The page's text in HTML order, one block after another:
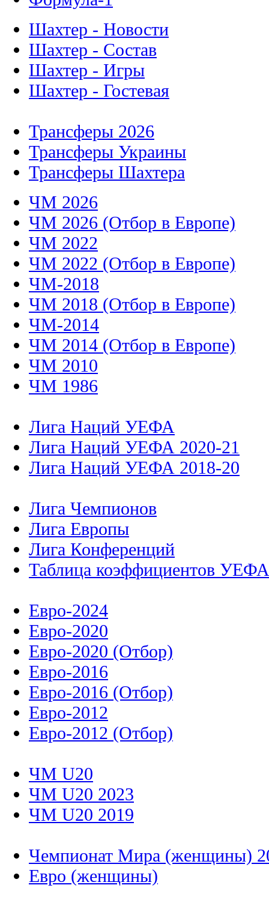
Шахтер - Новости
Шахтер - Состав
Шахтер - Игры
Шахтер - Гостевая
Трансферы 2026
Трансферы Украины
Трансферы Шахтера
ЧМ 2026
ЧМ 2026 (Отбор в Европе)
ЧМ 2022
ЧМ 2022 (Отбор в Европе)
ЧМ-2018
ЧМ 2018 (Отбор в Европе)
ЧМ-2014
ЧМ 2014 (Отбор в Европе)
ЧМ 2010
ЧМ 1986
Лига Наций УЕФА
Лига Наций УЕФА 2020-21
Лига Наций УЕФА 2018-20
Лига Чемпионов
Лига Европы
Лига Конференций
Таблица коэффициентов УЕФА
Евро-2024
Евро-2020
Евро-2020 (Отбор)
Евро-2016
Евро-2016 (Отбор)
Евро-2012
Евро-2012 (Отбор)
ЧМ U20
ЧМ U20 2023
ЧМ U20 2019
Чемпионат Мира (женщины)
Евро (женщины)